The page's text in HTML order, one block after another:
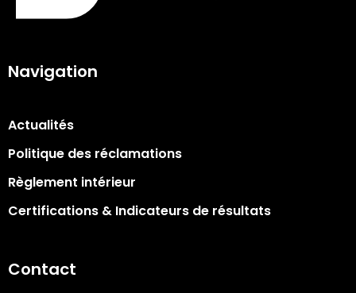
Navigation
Actualités
Politique des réclamations
Règlement intérieur
Certifications & Indicateurs de résultats​
Contact